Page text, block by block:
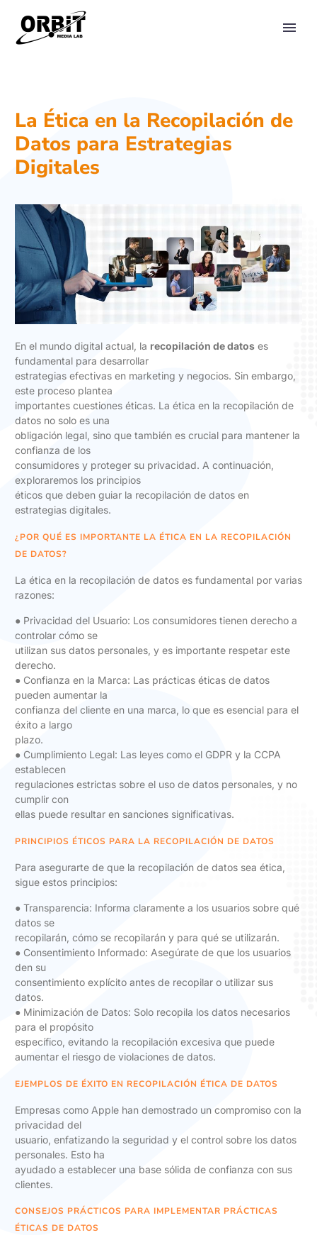
La Ética en la Recopilación de
Datos para Estrategias
Digitales
En el mundo digital actual, la recopilación de datos es
fundamental para desarrollar
estrategias efectivas en marketing y negocios. Sin embargo,
este proceso plantea
importantes cuestiones éticas. La ética en la recopilación de
datos no solo es una
obligación legal, sino que también es crucial para mantener la
confianza de los
consumidores y proteger su privacidad. A continuación,
exploraremos los principios
éticos que deben guiar la recopilación de datos en
estrategias digitales.
¿POR QUÉ ES IMPORTANTE LA ÉTICA EN LA RECOPILACIÓN
DE DATOS?
La ética en la recopilación de datos es fundamental por varias
razones:
● Privacidad del Usuario: Los consumidores tienen derecho a
controlar cómo se
utilizan sus datos personales, y es importante respetar este
derecho.
● Confianza en la Marca: Las prácticas éticas de datos
pueden aumentar la
confianza del cliente en una marca, lo que es esencial para el
éxito a largo
plazo.
● Cumplimiento Legal: Las leyes como el GDPR y la CCPA
establecen
regulaciones estrictas sobre el uso de datos personales, y no
cumplir con
ellas puede resultar en sanciones significativas.
PRINCIPIOS ÉTICOS PARA LA RECOPILACIÓN DE DATOS
Para asegurarte de que la recopilación de datos sea ética,
sigue estos principios:
● Transparencia: Informa claramente a los usuarios sobre qué
datos se
recopilarán, cómo se recopilarán y para qué se utilizarán.
● Consentimiento Informado: Asegúrate de que los usuarios
den su
consentimiento explícito antes de recopilar o utilizar sus
datos.
● Minimización de Datos: Solo recopila los datos necesarios
para el propósito
específico, evitando la recopilación excesiva que puede
aumentar el riesgo de violaciones de datos.
EJEMPLOS DE ÉXITO EN RECOPILACIÓN ÉTICA DE DATOS
Empresas como Apple han demostrado un compromiso con la
privacidad del
usuario, enfatizando la seguridad y el control sobre los datos
personales. Esto ha
ayudado a establecer una base sólida de confianza con sus
clientes.
CONSEJOS PRÁCTICOS PARA IMPLEMENTAR PRÁCTICAS
ÉTICAS DE DATOS